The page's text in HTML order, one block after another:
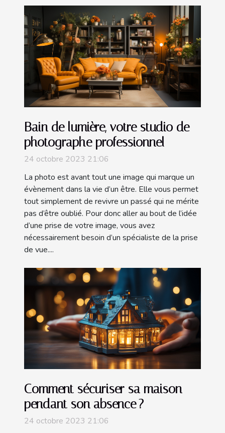
Bain de lumière, votre studio de
photographe professionnel
24 octobre 2023 21:06
La photo est avant tout une image qui marque un
évènement dans la vie d’un être. Elle vous permet
tout simplement de revivre un passé qui ne mérite
pas d’être oublié. Pour donc aller au bout de l’idée
d’une prise de votre image, vous avez
nécessairement besoin d’un spécialiste de la prise
de vue....
Comment sécuriser sa maison
pendant son absence ?
24 octobre 2023 21:06